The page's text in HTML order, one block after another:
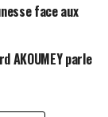
face aux
AKOUMEY parle